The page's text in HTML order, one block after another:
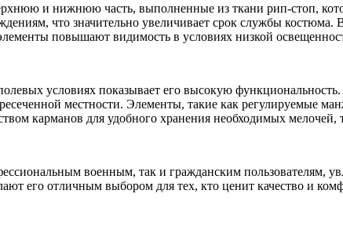
и нижнюю часть, выполненные из ткани рип-стоп,
что значительно увеличивает срок службы
повышают видимость в условиях низкой
условиях показывает его высокую
местности. Элементы, такие как регулируемые
карманов для удобного хранения необходимых мелочей,
военным, так и гражданским пользователям,
его отличным выбором для тех, кто ценит качество и